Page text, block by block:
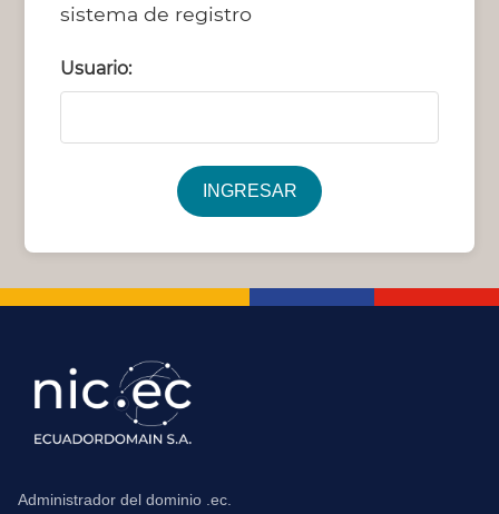
sistema de registro
Usuario:
INGRESAR
Administrador del dominio .ec.